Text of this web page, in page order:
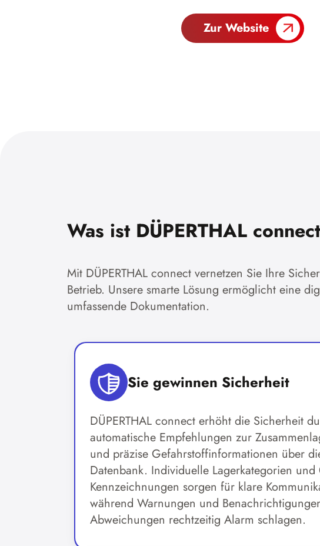
Zur Website
Was ist DÜPERTHAL
Mit DÜPERTHAL connect vernetzen Sie Ihre
Betrieb. Unsere smarte Lösung ermöglicht eine
umfassende Dokumentation.
Sie gewinnen Sicherheit
DÜPERTHAL connect erhöht die Sicherheit
automatische Empfehlungen zur
und präzise Gefahrstoffinformationen über
Datenbank. Individuelle Lagerkategorien und
Kennzeichnungen sorgen für klare
während Warnungen und
Abweichungen rechtzeitig Alarm schlagen.